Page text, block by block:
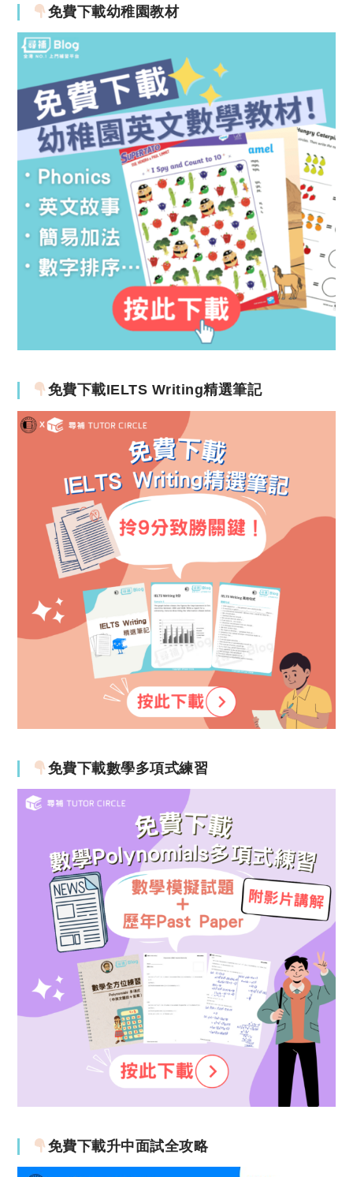
免費下載幼稚園教材
免費下載IELTS Writing精選筆記
免費下載數學多項式練習
免費下載升中面試全攻略